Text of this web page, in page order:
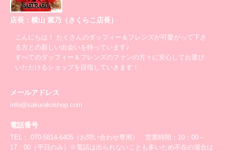
店長：横山 紫乃（さくらこ店長）
こんにちは！ たくさんのダッフィー＆フレンズが可愛がって下さ
る方との新しい出会いを待っています♪
すべてのダッフィー＆フレンズのファンの方々に安心してお選び
いただけるショップを目指していきます！
メールアドレス
info@sakurakoshop.com
電話番号
TEL： 070-5814-6405（お問い合わせ専用） 営業時間：10：00～
17：00（平日のみ）※電話は出られないことも多いため不在の場合は